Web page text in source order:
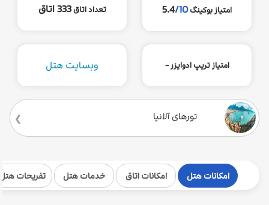
امتیاز بوکینگ 5.4/10 تعداد اتاق333 اتاق
امتیاز تریپ ادوایزر - وبسایت هتل
تورهای آلانیا
امکانات هتل امکانات اتاق خدمات هتل تفریحات